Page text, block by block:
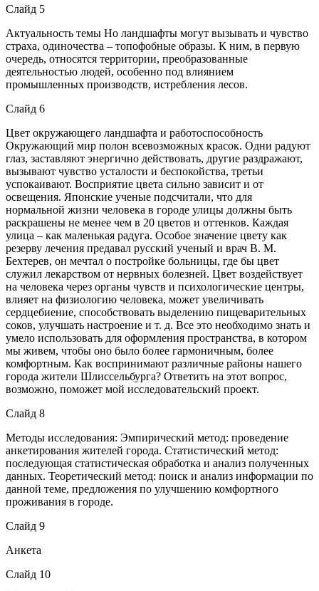
Слайд 5
Актуальность темы Но ландшафты могут вызывать и чувство
страха, одиночества – топофобные образы. К ним, в первую
очередь, относятся территории, преобразованные
деятельностью людей, особенно под влиянием
промышленных производств, истребления лесов.
Слайд 6
Цвет окружающего ландшафта и работоспособность
Окружающий мир полон всевозможных красок. Одни радуют
глаз, заставляют энергично действовать, другие раздражают,
вызывают чувство усталости и беспокойства, третьи
успокаивают. Восприятие цвета сильно зависит и от
освещения. Японские ученые подсчитали, что для
нормальной жизни человека в городе улицы должны быть
раскрашены не менее чем в 20 цветов и оттенков. Каждая
улица – как маленькая радуга. Особое значение цвету как
резерву лечения предавал русский ученый и врач В. М.
Бехтерев, он мечтал о постройке больницы, где бы цвет
служил лекарством от нервных болезней. Цвет воздействует
на человека через органы чувств и психологические центры,
влияет на физиологию человека, может увеличивать
сердцебиение, способствовать выделению пищеварительных
соков, улучшать настроение и т. д. Все это необходимо знать и
умело использовать для оформления пространства, в котором
мы живем, чтобы оно было более гармоничным, более
комфортным. Как воспринимают различные районы нашего
города жители Шлиссельбурга? Ответить на этот вопрос,
возможно, поможет мой исследовательский проект.
Слайд 8
Методы исследования: Эмпирический метод: проведение
анкетирования жителей города. Статистический метод:
последующая статистическая обработка и анализ полученных
данных. Теоретический метод: поиск и анализ информации по
данной теме, предложения по улучшению комфортного
проживания в городе.
Слайд 9
Анкета
Слайд 10